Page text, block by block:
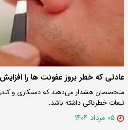
عادتی که خطر بروز عفونت ها را
متخصصان هشدار می‌دهند که دستکاری و
تبعات خطرناکی داشته باشد.
۰۵ مرداد ۱۴۰۴